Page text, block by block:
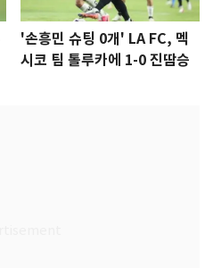
'손흥민 슈팅 0개' LA FC, 멕
시코 팀 톨루카에 1-0 진땀승